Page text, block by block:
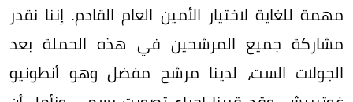
مهمة للغاية لاختيار الأمين العام القادم. إننا نقدر
مشاركة جميع المرشحين في هذه الحملة بعد
الجولات الست، لدينا مرشح مفضل وهو أنطونيو